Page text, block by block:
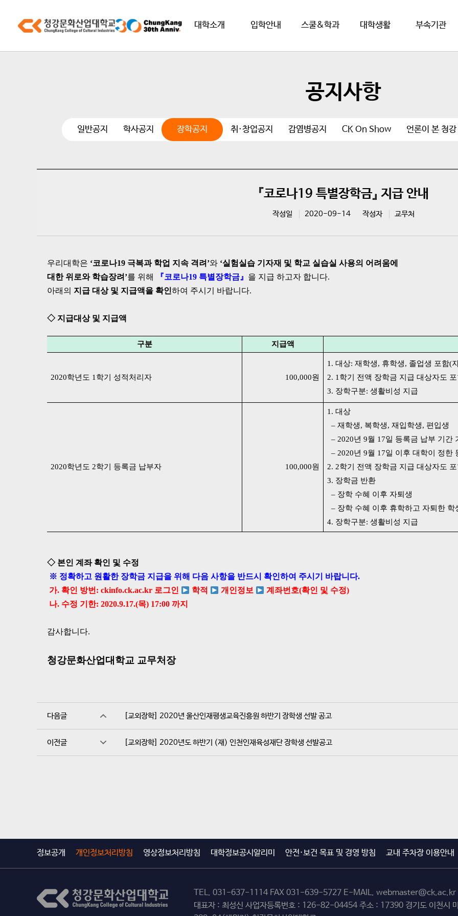
대학소개 입학안내 스쿨&학과 대학생활 부속기관
공지사항
일반공지 학사공지 장학공지 취·창업공지 감염병공지 CK On Show 언론이 본 청강
『코로나19 특별장학금』 지급 안내
작성일 2020-09-14 작성자 교무처
우리대학은 ‘코로나19 극복과 학업 지속 격려’와 ‘실험실습 기자재 및 학교 실습실 사용의 어려움에
대한 위로와 학습장려’를 위해 『코로나19 특별장학금』 을 지급 하고자 합니다.
아래의 지급 대상 및 지급액을 확인하여 주시기 바랍니다.
◇ 지급대상 및 지급액
구분 지급액
2020학년도 1학기 성적처리자 100,000원
1. 대상: 재학생, 휴학생, 졸업생 포함(
2. 1학기 전액 장학금 지급 대상자도
3. 장학구분: 생활비성 지급
2020학년도 2학기 등록금 납부자 100,000원
1. 대상
– 재학생, 복학생, 재입학생, 편입생
– 2020년 9월 17일 등록금 납부 기간
– 2020년 9월 17일 이후 대학이 정한
2. 2학기 전액 장학금 지급 대상자도
3. 장학금 반환
– 장학 수혜 이후 자퇴생
– 장학 수혜 이후 휴학하고 자퇴한 학
4. 장학구분: 생활비성 지급
◇ 본인 계좌 확인 및 수정
※ 정확하고 원활한 장학금 지급을 위해 다음 사항을 반드시 확인하여 주시기 바랍니다.
가. 확인 방번: ckinfo.ck.ac.kr 로그인
학적 개인정보
계좌번호(확인 및 수정)
나. 수정 기한: 2020.9.17.(목) 17:00 까지
감사합니다.
청강문화산업대학교 교무처장
다음글 [교외장학] 2020년 울산인재평생교육진흥원 하반기 장학생 선발 공고
이전글 [교외장학] 2020년도 하반기 (재) 인천인재육성재단 장학생 선발공고
정보공개 개인정보처리방침 영상정보처리방침 대학정보공시알리미 안전·보건 목표 및 경영 방침 교내 주차장 이용안내
TEL. 031-637-1114 FAX 031-639-5727 E-MAIL. webmaster@ck.ac.kr
대표자 : 최성신 사업자등록번호 : 126-82-04454 주소 : 17390 경기도 이천시